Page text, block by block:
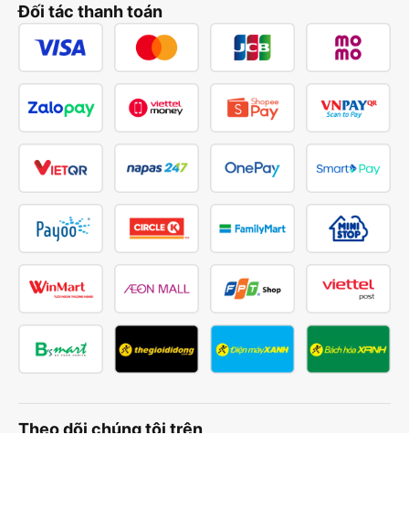
Đối tác thanh toán
Theo dõi chúng tôi trên